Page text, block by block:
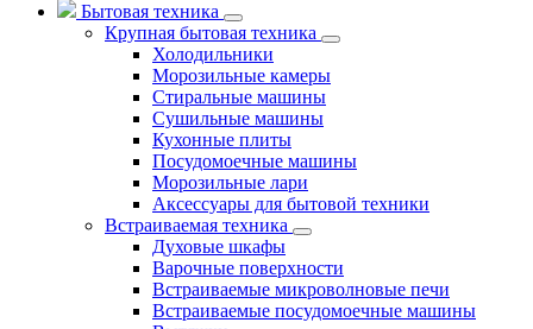
Бытовая техника
Крупная бытовая техника
Холодильники
Морозильные камеры
Стиральные машины
Сушильные машины
Кухонные плиты
Посудомоечные машины
Морозильные лари
Аксессуары для бытовой техники
Встраиваемая техника
Духовые шкафы
Варочные поверхности
Встраиваемые микроволновые печи
Встраиваемые посудомоечные машины